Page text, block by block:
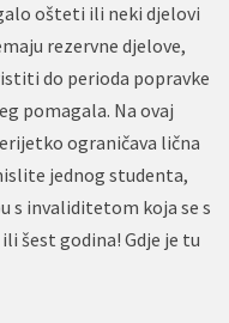
ošteti ili neki djelovi
rezervne djelove,
do perioda popravke
pomagala. Na ovaj
ograničava lična
jednog studenta,
s invaliditetom koja se s
šest godina! Gdje je tu